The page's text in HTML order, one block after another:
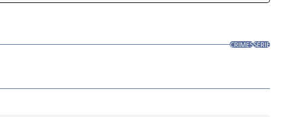
CRIMESSÉRIE